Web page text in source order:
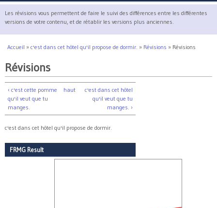
Les révisions vous permettent de faire le suivi des différences entre les différentes
versions de votre contenu, et de rétablir les versions plus anciennes.
Vous êtes ici
Accueil » c'est dans cet hôtel qu'il propose de dormir. » Révisions » Révisions
Révisions
‹ c'est cette pomme
qu'il veut que tu
manges.
haut
c'est dans cet hôtel
qu'il veut que tu
manges. ›
c'est dans cet hôtel qu'il propose de dormir.
FRMG Result